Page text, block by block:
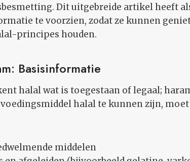
Dit uitgebreide artikel heeft
te voorzien, zodat ze kunnen
principes houden.
Basisinformatie
halal wat is toegestaan of legaal;
halal te kunnen zijn,
middelen